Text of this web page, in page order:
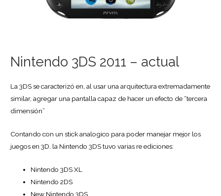
Nintendo 3DS 2011 – actual
La 3DS se caracterizó en, al usar una arquitectura extremadamente
similar, agregar una pantalla capaz de hacer un efecto de “tercera
dimensión”
Contando con un stick analogico para poder manejar mejor los
juegos en 3D. la Nintendo 3DS tuvo varias re ediciones:
Nintendo 3DS XL
Nintendo 2DS
New Nintendo 3DS